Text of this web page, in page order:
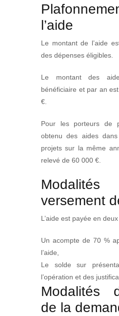
l’aide
Le montant de l’aide
des dépenses éligibles.
Le montant des
bénéficiaire et par an
€.
Pour les porteurs de
obtenu des aides
projets sur la même
relevé de 60 000 €.
versement
L’aide est payée en
Un acompte de 70 %
l’aide,
Le solde sur
l’opération et des
Modalités
de la